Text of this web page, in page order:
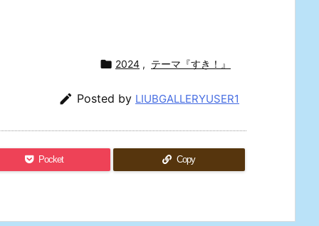
 2024 , テーマ『すき！』
 Posted by LIUBGALLERYUSER1
Pocket Copy